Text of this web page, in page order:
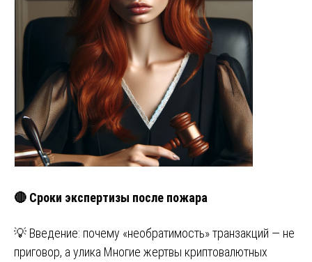
🔴 Сроки экспертизы после пожара
💡 Введение: почему «необратимость» транзакций — не
приговор, а улика Многие жертвы криптовалютных